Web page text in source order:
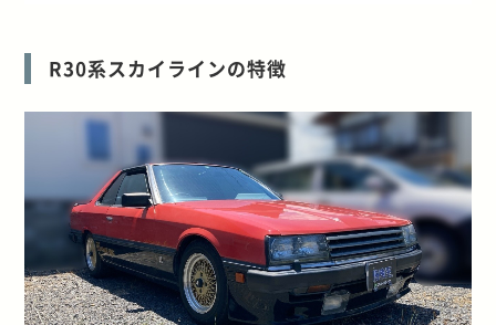
R30系スカイラインの特徴